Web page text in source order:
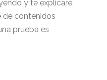
y te explicaré
de contenidos
prueba es